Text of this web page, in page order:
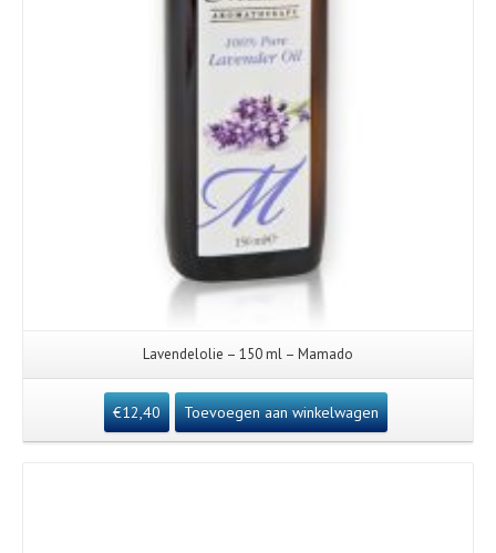
Lavendelolie – 150 ml – Mamado
€12,40 Toevoegen aan winkelwagen